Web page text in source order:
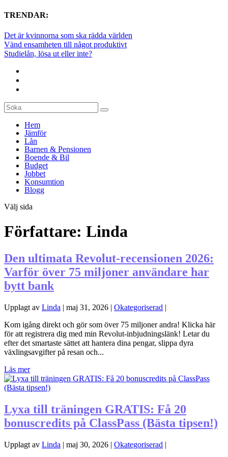
TRENDAR:
Det är kvinnorna som ska rädda världen
Vänd ensamheten till något produktivt
Studielån, lösa ut eller inte?
Hem
Jämför
Lån
Barnen & Pensionen
Boende & Bil
Budget
Jobbet
Konsumtion
Blogg
Välj sida
Författare: Linda
Den ultimata Revolut-recensionen 2026:
Varför över 75 miljoner användare har
bytt bank
Upplagt av Linda | maj 31, 2026 | Okategoriserad |
Kom igång direkt och gör som över 75 miljoner andra! Klicka här
för att registrera dig med min Revolut-inbjudningslänk! Letar du
efter det smartaste sättet att hantera dina pengar, slippa dyra
växlingsavgifter på resan och...
Läs mer
Lyxa till träningen GRATIS: Få 20
bonuscredits på ClassPass (Bästa tipsen!)
Upplagt av Linda | maj 30, 2026 | Okategoriserad |